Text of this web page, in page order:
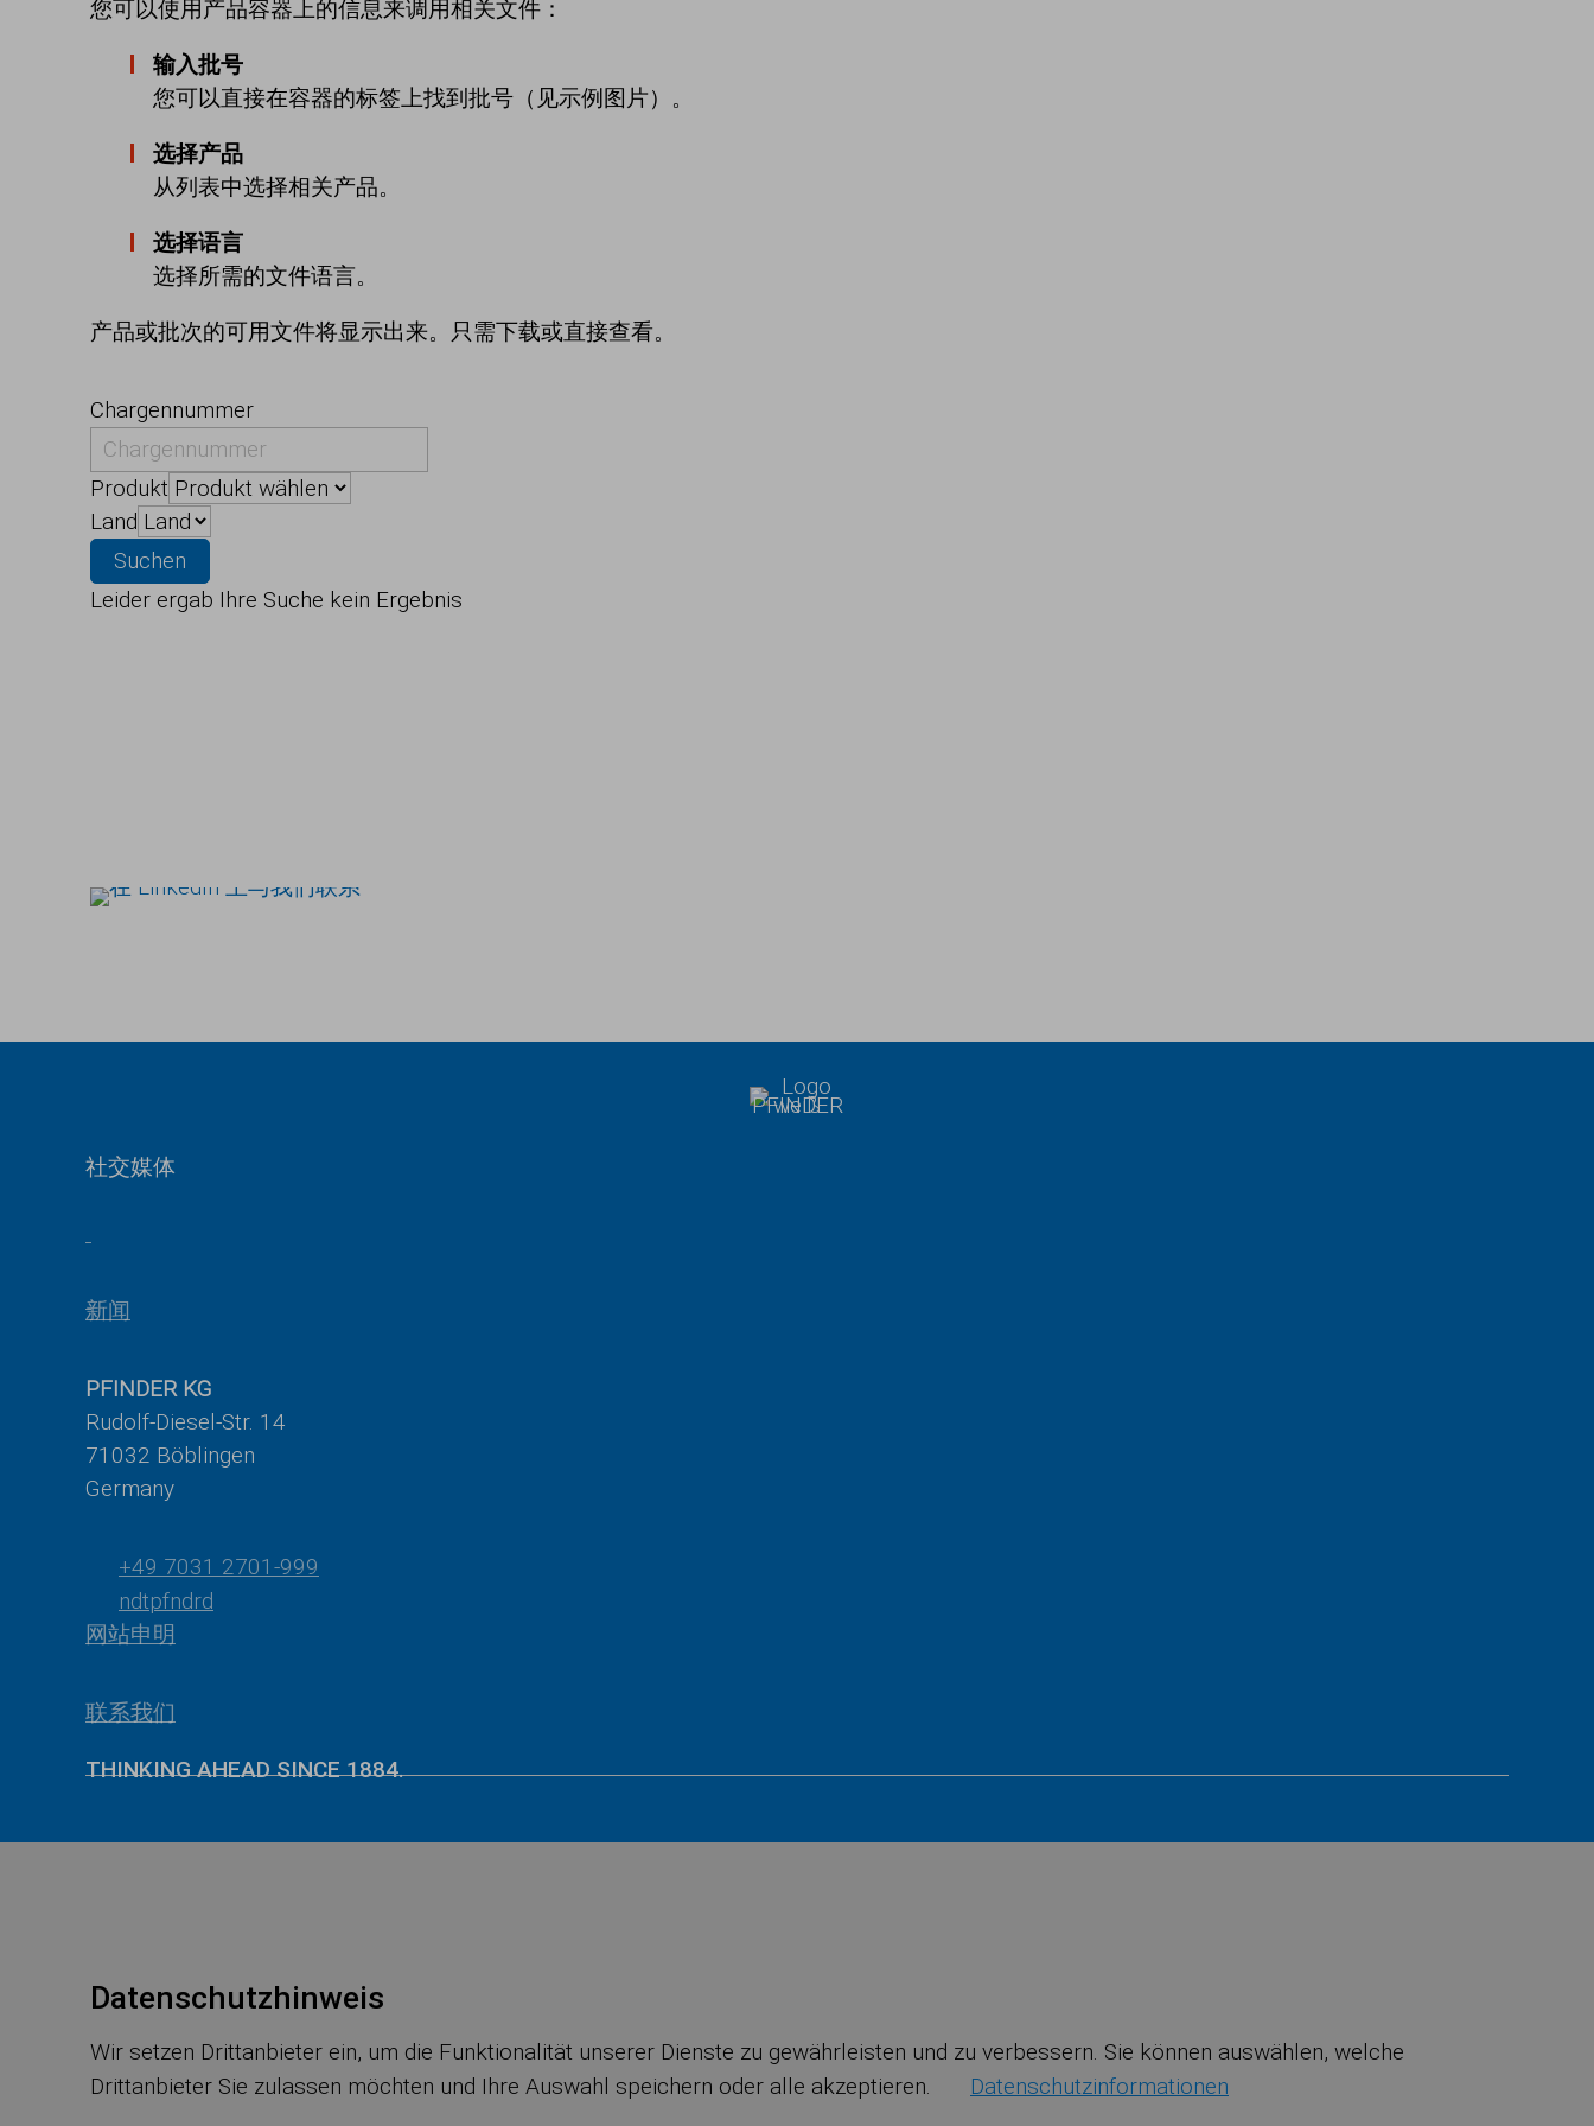
您可以使用产品容器上的信息来调用相关文件：
输入批号
您可以直接在容器的标签上找到批号（见示例图片）。
选择产品
从列表中选择相关产品。
选择语言
选择所需的文件语言。
产品或批次的可用文件将显示出来。只需下载或直接查看。
Chargennummer
Produkt
Land
Suchen
Leider ergab Ihre Suche kein Ergebnis
社交媒体
新闻
PFINDER KG
Rudolf-Diesel-Str. 14
71032 Böblingen
Germany
+49 7031 2701-999
ndtpfndrd
网站申明
联系我们
THINKING AHEAD SINCE 1884.
Datenschutzhinweis
Wir setzen Drittanbieter ein, um die Funktionalität unserer Dienste zu gewährleisten und zu verbessern. Sie können auswählen, welche
Drittanbieter Sie zulassen möchten und Ihre Auswahl speichern oder alle akzeptieren.
Datenschutzinformationen